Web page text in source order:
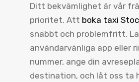
Ditt bekvämlighet är vår
prioritet. Att boka taxi
snabbt och problemfritt.
användarvänliga app eller
nummer, ange din
destination, och låt oss ta